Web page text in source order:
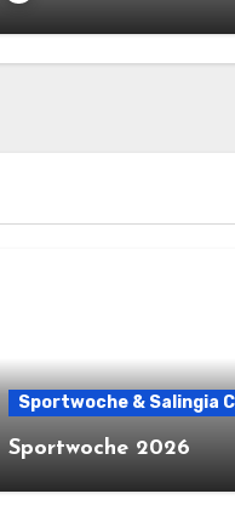
Sportwoche & Salingia
Sportwoche 2026